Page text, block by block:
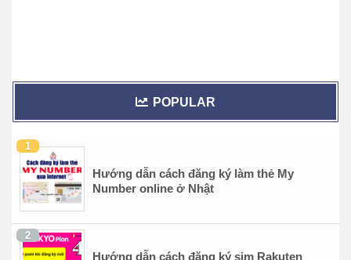
POPULAR
Hướng dẫn cách đăng ký làm thẻ My
Number online ở Nhật
Hướng dẫn cách đăng ký sim Rakuten